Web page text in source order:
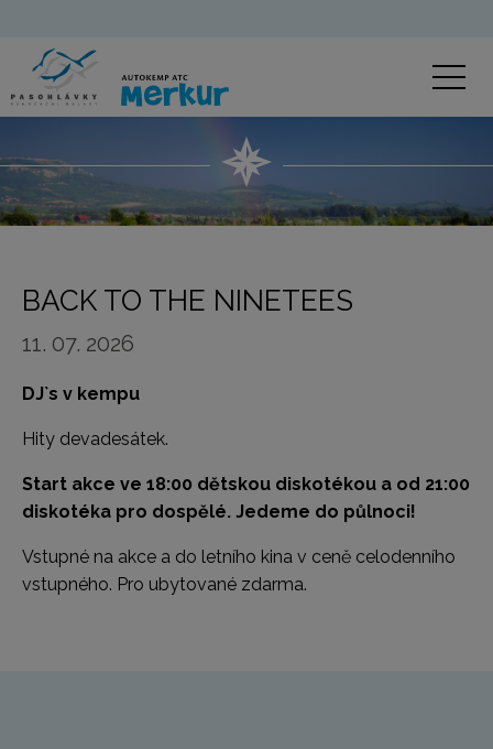
BACK TO THE NINETEES
11. 07. 2026
DJ`s v kempu
Hity devadesátek.
Start akce ve 18:00 dětskou diskotékou a od 21:00
diskotéka pro dospělé. Jedeme do půlnoci!
Vstupné na akce a do letního kina v ceně celodenního
vstupného. Pro ubytované zdarma.